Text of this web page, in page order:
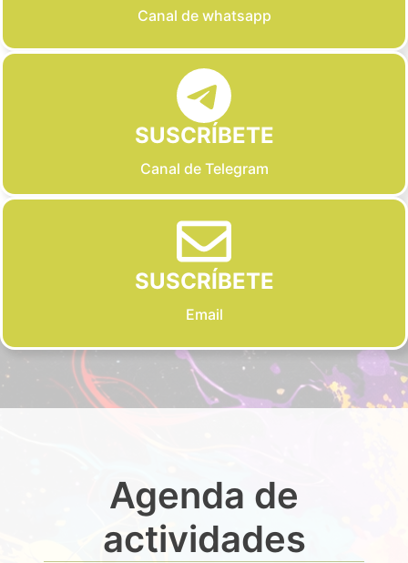
Canal de whatsapp
SUSCRÍBETE
Canal de Telegram
SUSCRÍBETE
Email
Agenda de
actividades